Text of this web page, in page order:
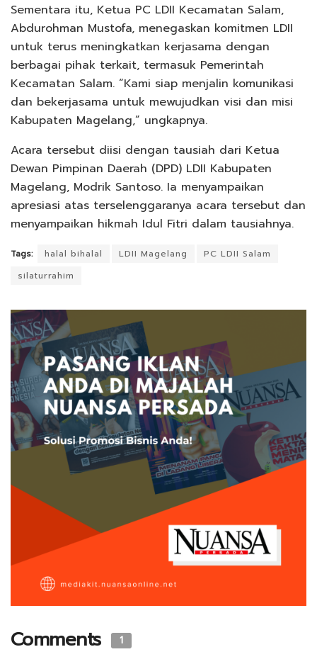
Sementara itu, Ketua PC LDII Kecamatan Salam,
Abdurohman Mustofa, menegaskan komitmen LDII
untuk terus meningkatkan kerjasama dengan
berbagai pihak terkait, termasuk Pemerintah
Kecamatan Salam. “Kami siap menjalin komunikasi
dan bekerjasama untuk mewujudkan visi dan misi
Kabupaten Magelang,” ungkapnya.
Acara tersebut diisi dengan tausiah dari Ketua
Dewan Pimpinan Daerah (DPD) LDII Kabupaten
Magelang, Modrik Santoso. Ia menyampaikan
apresiasi atas terselenggaranya acara tersebut dan
menyampaikan hikmah Idul Fitri dalam tausiahnya.
Tags: halal bihalal LDII Magelang
PC LDII Salam
silaturrahim
Comments 1